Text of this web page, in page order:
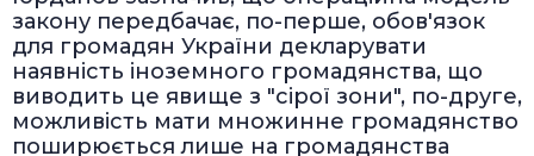
закону передбачає, по-перше, обов'язок
для громадян України декларувати
наявність іноземного громадянства, що
виводить це явище з "сірої зони", по-друге,
можливість мати множинне громадянство
поширюється лише на громадянства